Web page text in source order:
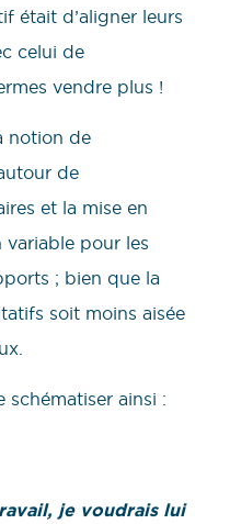
était d’aligner leurs
celui de
vendre plus !
notion de
de
et la mise en
variable pour les
; bien que la
soit moins aisée
schématiser ainsi :
je voudrais lui